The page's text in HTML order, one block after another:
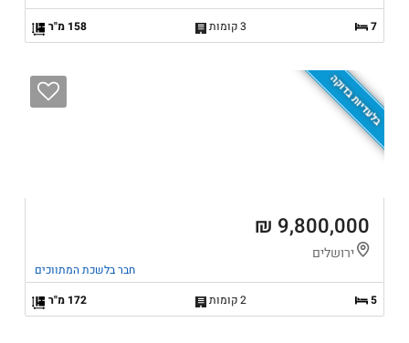
7 3 קומות 158 מ"ר
בלעדיות בדוקה
9,800,000 ₪
ירושלים
חבר בלשכת המתווכים
5
2 קומות 172 מ"ר